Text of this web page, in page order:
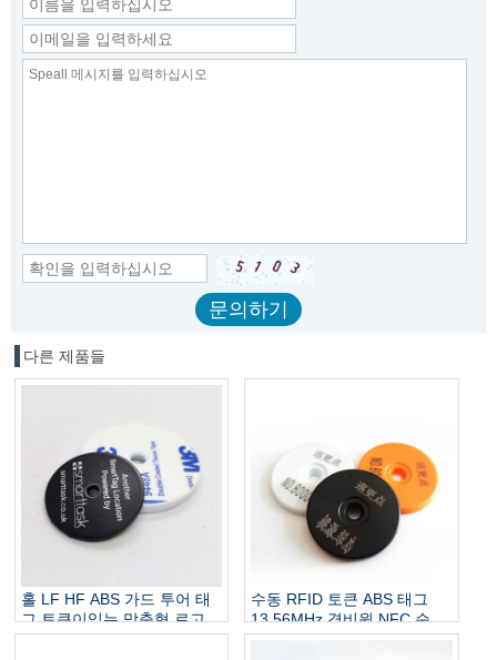
다른 제품들
홀 LF HF ABS 가드 투어 태
그 토큰이있는 맞춤형 로고
허용 RFID 순찰 체크 포인트
수동 RFID 토큰 ABS 태그
13.56MHz 경비원 NFC 순찰
지점 RFID 태그